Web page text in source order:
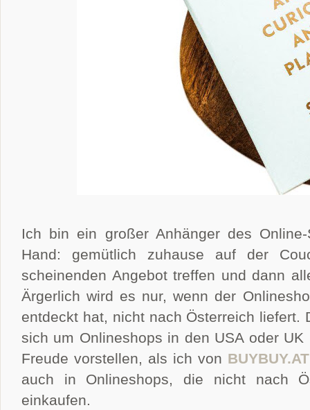
Ich bin ein großer Anhänger des
Hand: gemütlich zuhause auf der
scheinenden Angebot treffen und dann
Ärgerlich wird es nur, wenn der
entdeckt hat, nicht nach Österreich
sich um Onlineshops in den USA oder
Freude vorstellen, als ich von BUYBUY.AT
auch in Onlineshops, die nicht nach
einkaufen.